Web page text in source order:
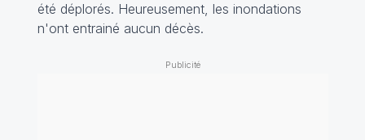
été déplorés. Heureusement, les inondations
n'ont entrainé aucun décès.